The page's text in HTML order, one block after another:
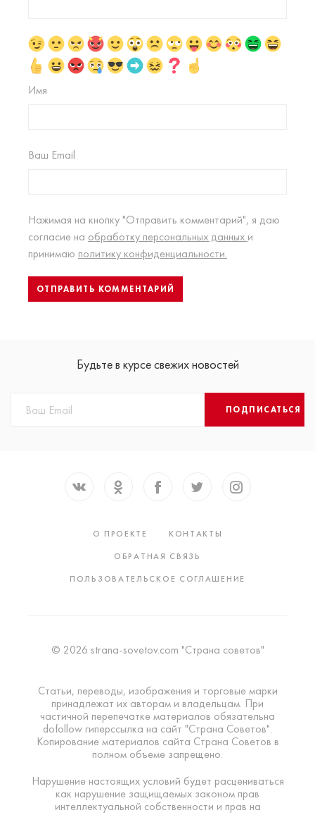
Имя
Ваш Email
Нажимая на кнопку "Отправить комментарий", я даю
согласие на обработку персональных данных и
принимаю политику конфиденциальности.
Будьте в курсе свежих новостей
ПОДПИСАТЬСЯ
О ПРОЕКТЕ
КОНТАКТЫ
ОБРАТНАЯ СВЯЗЬ
ПОЛЬЗОВАТЕЛЬСКОЕ СОГЛАШЕНИЕ
© 2026 strana-sovetov.com "Страна советов"
Статьи, переводы, изображения и торговые марки
принадлежат их авторам и владельцам. При
частичной перепечатке материалов обязательна
dofollow гиперссылка на сайт "Страна Советов".
Копирование материалов сайта Страна Советов в
полном объеме запрещено.
Нарушение настоящих условий будет расцениваться
как нарушение защищаемых законом прав
интеллектуальной собственности и прав на